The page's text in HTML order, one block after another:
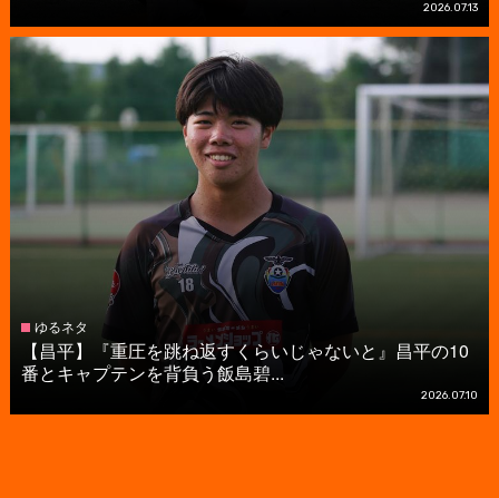
2026.07.13
ゆるネタ
【昌平】『重圧を跳ね返すくらいじゃないと』昌平の10
番とキャプテンを背負う飯島碧...
2026.07.10